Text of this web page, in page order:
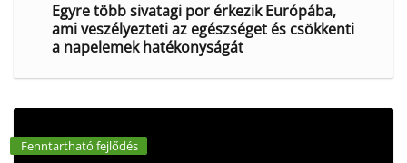
Egyre több sivatagi por érkezik Európába,
ami veszélyezteti az egészséget és csökkenti
a napelemek hatékonyságát
Fenntartható fejlődés